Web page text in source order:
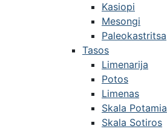
Kasiopi
Mesongi
Paleokastritsa
Tasos
Limenarija
Potos
Limenas
Skala Potamia
Skala Sotiros